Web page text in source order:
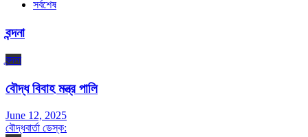
সর্বশেষ
বন্দনা
বন্দনা
বৌদ্ধ বিবাহ মন্ত্র পালি
June 12, 2025
বৌদ্ধবার্তা ডেস্ক: